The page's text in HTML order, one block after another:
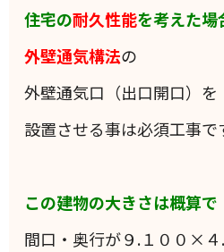
住宅の耐久性能を考えた場
外壁通気構法の
外壁通気口（出口開口）を
設置させる事は必須工事で
この建物の大きさは概算で
間口・奥行が９.１００×